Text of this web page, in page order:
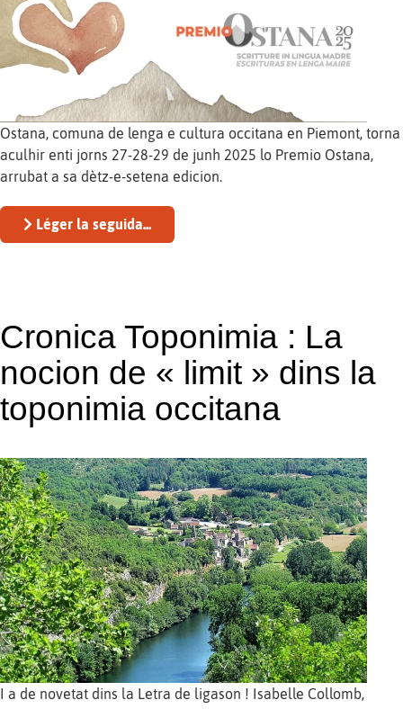
Ostana, comuna de lenga e cultura occitana en Piemont, torna
aculhir enti jorns 27-28-29 de junh 2025 lo Premio Ostana,
arrubat a sa dètz-e-setena edicion.
Léger la seguida...
Cronica Toponimia : La
nocion de « limit » dins la
toponimia occitana
I a de novetat dins la Letra de ligason ! Isabelle Collomb,